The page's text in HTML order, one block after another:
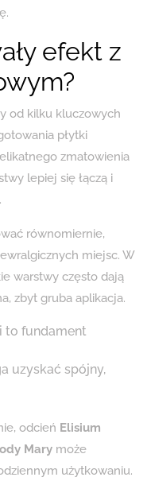
efekt z
od kilku kluczowych
płytki
zmatowienia
lepiej się łączą i
równomiernie,
miejsc. W
warstwy często dają
zbyt gruba aplikacja.
to fundament
uzyskać spójny,
odcień Elisium
Mary może
użytkowaniu.